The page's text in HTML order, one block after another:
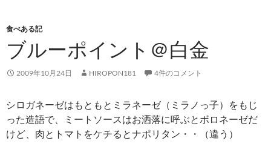
キ
食べある記
ブルーポイント＠白金
2009年10月24日 HIROPON181 4件のコメント
シロガネーゼはもともとミラネーゼ（ミラノっ子）をもじ
った造語で、ミートソースはお洒落に呼ぶとボロネーゼだ
けど、肉とトマトをケチるとナポリタン・・（違う）